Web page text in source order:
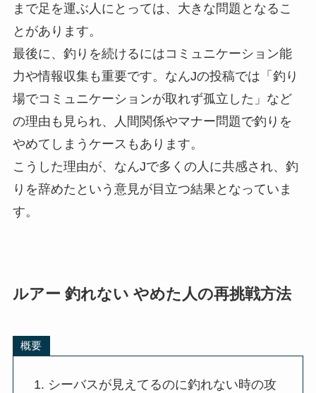
まで足を運ぶ人にとっては、大きな問題となるこ
とがあります。
最後に、釣りを続けるにはコミュニケーション能
力や情報収集も重要です。なんJの投稿では「釣り
場でコミュニケーションが取れず孤立した」など
の理由も見られ、人間関係やマナー問題で釣りを
やめてしまうケースもあります。
こうした理由が、なんJで多くの人に共感され、釣
りを辞めたという意見が目立つ結果となっていま
す。
ルアー 釣れない やめた人の再挑戦方法
概要
シーバスが見えてるのに釣れない時の攻